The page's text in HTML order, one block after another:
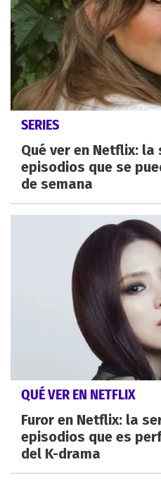
SERIES
Qué ver en Netflix:
episodios que se
de semana
QUÉ VER EN NETFLIX
Furor en Netflix: la
episodios que es
del K-drama